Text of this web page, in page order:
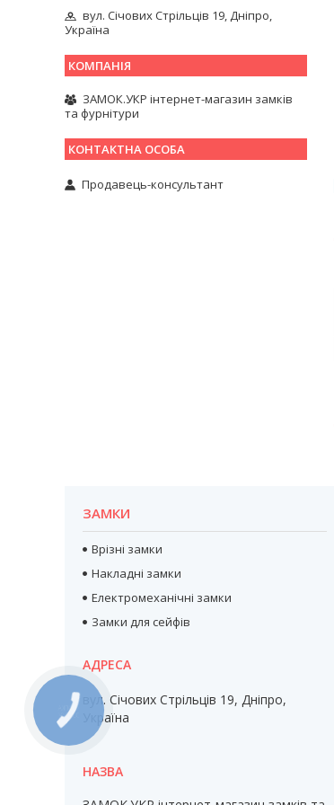
вул. Січових Стрільців 19, Дніпро,
Україна
ЗАМОК.УКР інтернет-магазин замків
та фурнітури
Продавець-консультант
ЗАМКИ
Врізні замки
Накладні замки
Електромеханічні замки
Замки для сейфів
вул. Січових Стрільців 19, Дніпро,
Україна
КНОПКА
ЗВ'ЯЗКУ